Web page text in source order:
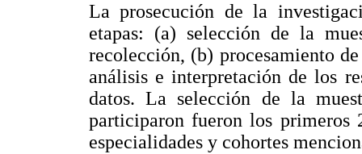
La prosecución de la
etapas: (a) selección de la
recolección, (b) procesamiento
análisis e interpretación de los
datos. La selección de la
participaron fueron los primeros
especialidades y cohortes